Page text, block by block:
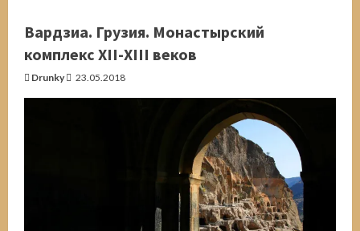
Вардзиа. Грузия. Монастырский
комплекс ХII-ХIII веков
Drunky 23.05.2018